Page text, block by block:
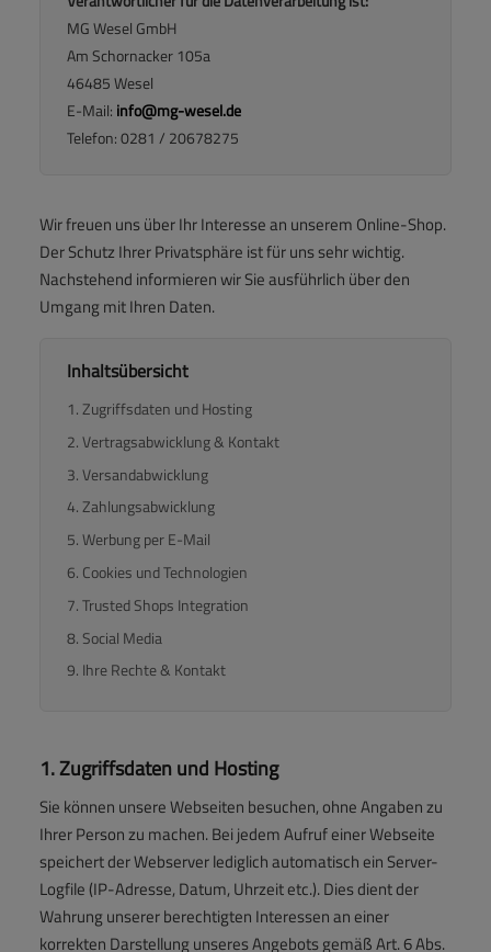
MG Wesel GmbH
Am Schornacker 105a
46485 Wesel
E-Mail: info@mg-wesel.de
Telefon: 0281 / 20678275
Wir freuen uns über Ihr Interesse an unserem Online-Shop.
Der Schutz Ihrer Privatsphäre ist für uns sehr wichtig.
Nachstehend informieren wir Sie ausführlich über den
Umgang mit Ihren Daten.
Inhaltsübersicht
1. Zugriffsdaten und Hosting
2. Vertragsabwicklung & Kontakt
3. Versandabwicklung
4. Zahlungsabwicklung
5. Werbung per E-Mail
6. Cookies und Technologien
7. Trusted Shops Integration
8. Social Media
9. Ihre Rechte & Kontakt
1. Zugriffsdaten und Hosting
Sie können unsere Webseiten besuchen, ohne Angaben zu
Ihrer Person zu machen. Bei jedem Aufruf einer Webseite
speichert der Webserver lediglich automatisch ein Server-
Logfile (IP-Adresse, Datum, Uhrzeit etc.). Dies dient der
Wahrung unserer berechtigten Interessen an einer
korrekten Darstellung unseres Angebots gemäß Art. 6 Abs.